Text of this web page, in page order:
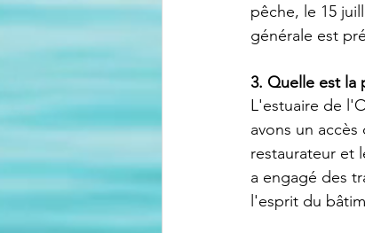
pêche, le 15
générale est
3. Quelle est la
L'estuaire de
avons un
restaurateur et
a engagé des
l'esprit du